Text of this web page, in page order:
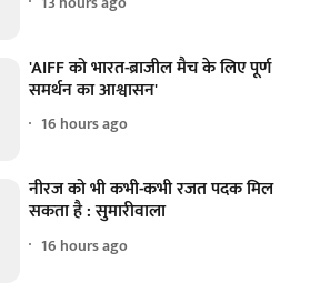
'AIFF को भारत-ब्राजील मैच के लिए पूर्ण
समर्थन का आश्वासन'
16 hours ago
नीरज को भी कभी-कभी रजत पदक मिल
सकता है : सुमारीवाला
16 hours ago